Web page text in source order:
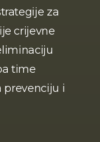
za
crijevne
time
prevenciju i